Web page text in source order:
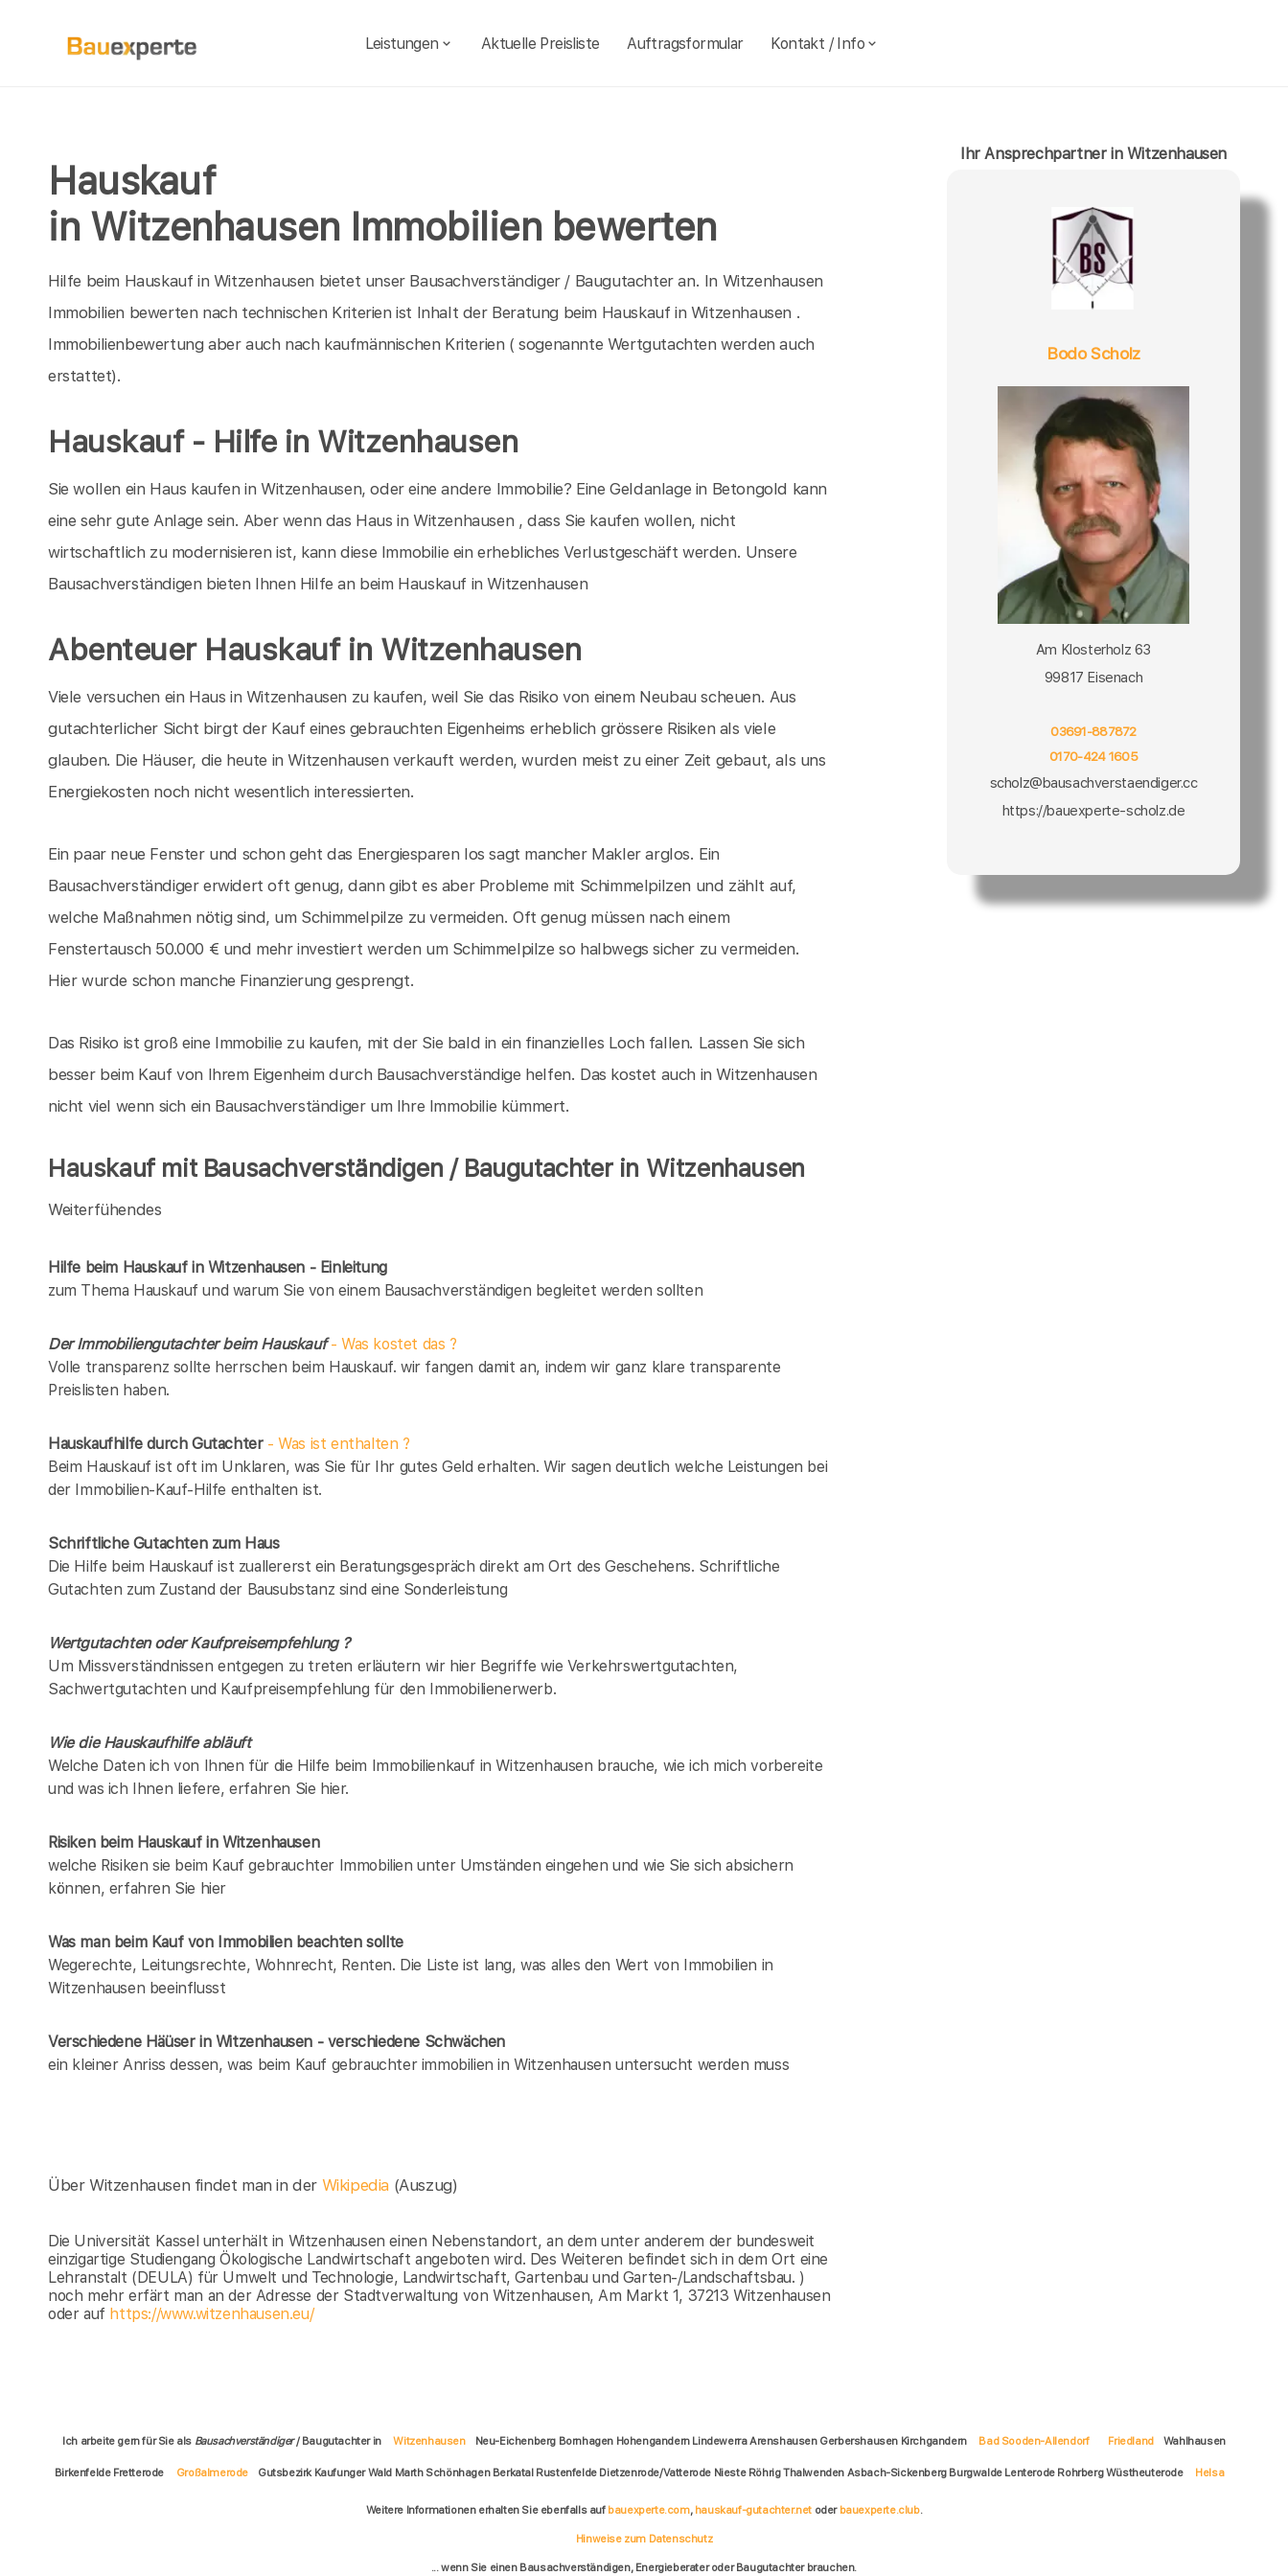
Leistungen Aktuelle Preisliste Auftragsformular Kontakt / Info
Hauskauf
in Witzenhausen Immobilien bewerten
Hilfe beim Hauskauf in Witzenhausen bietet unser Bausachverständiger / Baugutachter an. In Witzenhausen
Immobilien bewerten nach technischen Kriterien ist Inhalt der Beratung beim Hauskauf in Witzenhausen .
Immobilienbewertung aber auch nach kaufmännischen Kriterien ( sogenannte Wertgutachten werden auch
erstattet).
Hauskauf - Hilfe in Witzenhausen
Sie wollen ein Haus kaufen in Witzenhausen, oder eine andere Immobilie? Eine Geldanlage in Betongold kann
eine sehr gute Anlage sein. Aber wenn das Haus in Witzenhausen , dass Sie kaufen wollen, nicht
wirtschaftlich zu modernisieren ist, kann diese Immobilie ein erhebliches Verlustgeschäft werden. Unsere
Bausachverständigen bieten Ihnen Hilfe an beim Hauskauf in Witzenhausen
Abenteuer Hauskauf in Witzenhausen
Viele versuchen ein Haus in Witzenhausen zu kaufen, weil Sie das Risiko von einem Neubau scheuen. Aus
gutachterlicher Sicht birgt der Kauf eines gebrauchten Eigenheims erheblich grössere Risiken als viele
glauben. Die Häuser, die heute in Witzenhausen verkauft werden, wurden meist zu einer Zeit gebaut, als uns
Energiekosten noch nicht wesentlich interessierten.
Ein paar neue Fenster und schon geht das Energiesparen los sagt mancher Makler arglos. Ein
Bausachverständiger erwidert oft genug, dann gibt es aber Probleme mit Schimmelpilzen und zählt auf,
welche Maßnahmen nötig sind, um Schimmelpilze zu vermeiden. Oft genug müssen nach einem
Fenstertausch 50.000 € und mehr investiert werden um Schimmelpilze so halbwegs sicher zu vermeiden.
Hier wurde schon manche Finanzierung gesprengt.
Das Risiko ist groß eine Immobilie zu kaufen, mit der Sie bald in ein finanzielles Loch fallen. Lassen Sie sich
besser beim Kauf von Ihrem Eigenheim durch Bausachverständige helfen. Das kostet auch in Witzenhausen
nicht viel wenn sich ein Bausachverständiger um Ihre Immobilie kümmert.
Hauskauf mit Bausachverständigen / Baugutachter in Witzenhausen
Weiterfühendes
Hilfe beim Hauskauf in Witzenhausen - Einleitung
zum Thema Hauskauf und warum Sie von einem Bausachverständigen begleitet werden sollten
Der Immobiliengutachter beim Hauskauf- Was kostet das ?
Volle transparenz sollte herrschen beim Hauskauf. wir fangen damit an, indem wir ganz klare transparente
Preislisten haben.
Hauskaufhilfe durch Gutachter- Was ist enthalten ?
Beim Hauskauf ist oft im Unklaren, was Sie für Ihr gutes Geld erhalten. Wir sagen deutlich welche Leistungen bei
der Immobilien-Kauf-Hilfe enthalten ist.
Schriftliche Gutachten zum Haus
Die Hilfe beim Hauskauf ist zuallererst ein Beratungsgespräch direkt am Ort des Geschehens. Schriftliche
Gutachten zum Zustand der Bausubstanz sind eine Sonderleistung
Wertgutachten oder Kaufpreisempfehlung ?
Um Missverständnissen entgegen zu treten erläutern wir hier Begriffe wie Verkehrswertgutachten,
Sachwertgutachten und Kaufpreisempfehlung für den Immobilienerwerb.
Wie die Hauskaufhilfe abläuft
Welche Daten ich von Ihnen für die Hilfe beim Immobilienkauf in Witzenhausen brauche, wie ich mich vorbereite
und was ich Ihnen liefere, erfahren Sie hier.
Risiken beim Hauskaufin Witzenhausen
welche Risiken sie beim Kauf gebrauchter Immobilien unter Umständen eingehen und wie Sie sich absichern
können, erfahren Sie hier
Was man beim Kauf von Immobilien beachten sollte
Wegerechte, Leitungsrechte, Wohnrecht, Renten. Die Liste ist lang, was alles den Wert von Immobilien in
Witzenhausen beeinflusst
Verschiedene Häüser in Witzenhausen - verschiedene Schwächen
ein kleiner Anriss dessen, was beim Kauf gebrauchter immobilien in Witzenhausen untersucht werden muss
Über Witzenhausen findet man in der Wikipedia (Auszug)
Die Universität Kassel unterhält in Witzenhausen einen Nebenstandort, an dem unter anderem der bundesweit
einzigartige Studiengang Ökologische Landwirtschaft angeboten wird. Des Weiteren befindet sich in dem Ort eine
Lehranstalt (DEULA) für Umwelt und Technologie, Landwirtschaft, Gartenbau und Garten-/Landschaftsbau. )
noch mehr erfärt man an der Adresse der Stadtverwaltung von Witzenhausen, Am Markt 1, 37213 Witzenhausen
oder auf https://www.witzenhausen.eu/
Ihr Ansprechpartner in Witzenhausen
Bodo Scholz
Am Klosterholz 63
99817 Eisenach
03691-887872
0170-424 1605
scholz@bausachverstaendiger.cc
https://bauexperte-scholz.de
Ich arbeite gern für Sie als Bausachverständiger/ Baugutachter in Witzenhausen Neu-Eichenberg Bornhagen Hohengandern Lindewerra Arenshausen Gerbershausen Kirchgandern Bad Sooden-Allendorf Friedland Wahlhausen
Birkenfelde Fretterode Großalmerode Gutsbezirk Kaufunger Wald Marth Schönhagen Berkatal Rustenfelde Dietzenrode/Vatterode Nieste Röhrig Thalwenden Asbach-Sickenberg Burgwalde Lenterode Rohrberg Wüstheuterode Helsa
Weitere Informationen erhalten Sie ebenfalls auf bauexperte.com, hauskauf-gutachter.net oder bauexperte.club.
Hinweise zum Datenschutz
... wenn Sie einen Bausachverständigen, Energieberater oder Baugutachter brauchen.